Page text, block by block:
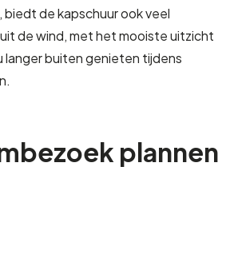
de kapschuur ook veel
de wind, met het mooiste uitzicht
langer buiten genieten tijdens
plannen